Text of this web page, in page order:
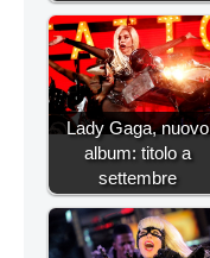
Lady Gaga, nuovo
album: titolo a
settembre